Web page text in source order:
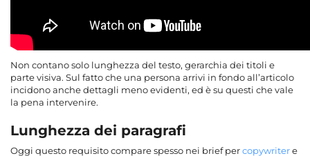
Non contano solo lunghezza del testo, gerarchia dei titoli e
parte visiva. Sul fatto che una persona arrivi in fondo all’articolo
incidono anche dettagli meno evidenti, ed è su questi che vale
la pena intervenire.
Lunghezza dei paragrafi
Oggi questo requisito compare spesso nei brief percopywritere